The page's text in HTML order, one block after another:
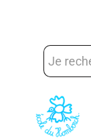
contenu